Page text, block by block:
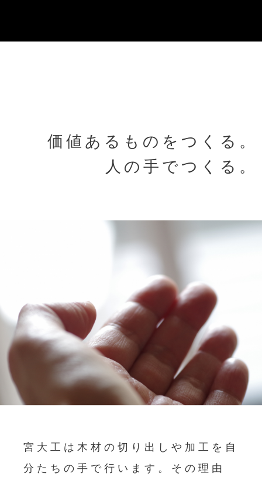
価値あるものをつくる。
人の手でつくる。
宮大工は木材の切り出しや加工を自
分たちの手で行います。その理由